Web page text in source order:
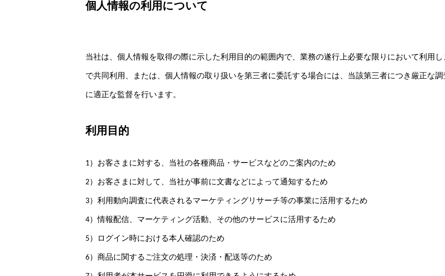
個人情報の利用について
当社は、個人情報を取得の際に示した利用目的の範囲内で、業務の遂行上必要な限りにおいて利用
で共同利用、または、個人情報の取り扱いを第三者に委託する場合には、当該第三者につき厳正な
に適正な監督を行います。
利用目的
1）お客さまに対する、当社の各種商品・サービスなどのご案内のため
2）お客さまに対して、当社が事前に文書などによって通知するため
3）利用動向調査に代表されるマーケティングリサーチ等の事業に活用するため
4）情報配信、マーケティング活動、その他のサービスに活用するため
5）ログイン時における本人確認のため
6）商品に関するご注文の処理・決済・配送等のため